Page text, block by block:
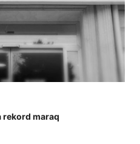
rekord maraq